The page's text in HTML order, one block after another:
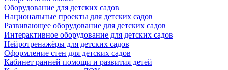
Оборудование для детских садов
Национальные проекты для детских садов
Развивающее оборудование для детских садов
Интерактивное оборудование для детских садов
Нейротренажёры для детских садов
Оформление стен для детских садов
Кабинет ранней помощи и развития детей